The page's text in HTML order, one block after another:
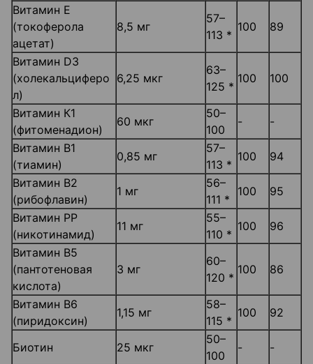
Витамин Е
(токоферола
ацетат)
8,5 мг
57–
113 *
100 89
Витамин D3
(холекальциферо
л)
6,25 мкг
63–
125 *
100 100
Витамин К1
(фитоменадион)
60 мкг
50–
100
-
-
Витамин В1
(тиамин)
0,85 мг
57–
113 *
100
94
Витамин В2
(рибофлавин)
1 мг
56–
111 *
100
95
Витамин РР
(никотинамид)
11 мг
55–
110 *
100
96
Витамин В5
(пантотеновая
кислота)
3 мг
60–
120 *
100 86
Витамин В6
(пиридоксин)
1,15 мг
58–
115 *
100 92
Биотин 25 мкг
50–
100
-
-